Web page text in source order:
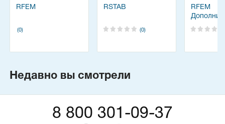
RFEM
(0)
RSTAB
(0)
RFEM
модули -
Недавно вы смотрели
8 800 301-09-37